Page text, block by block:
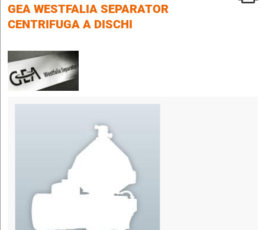
GEA WESTFALIA SEPARATOR
CENTRIFUGA A DISCHI